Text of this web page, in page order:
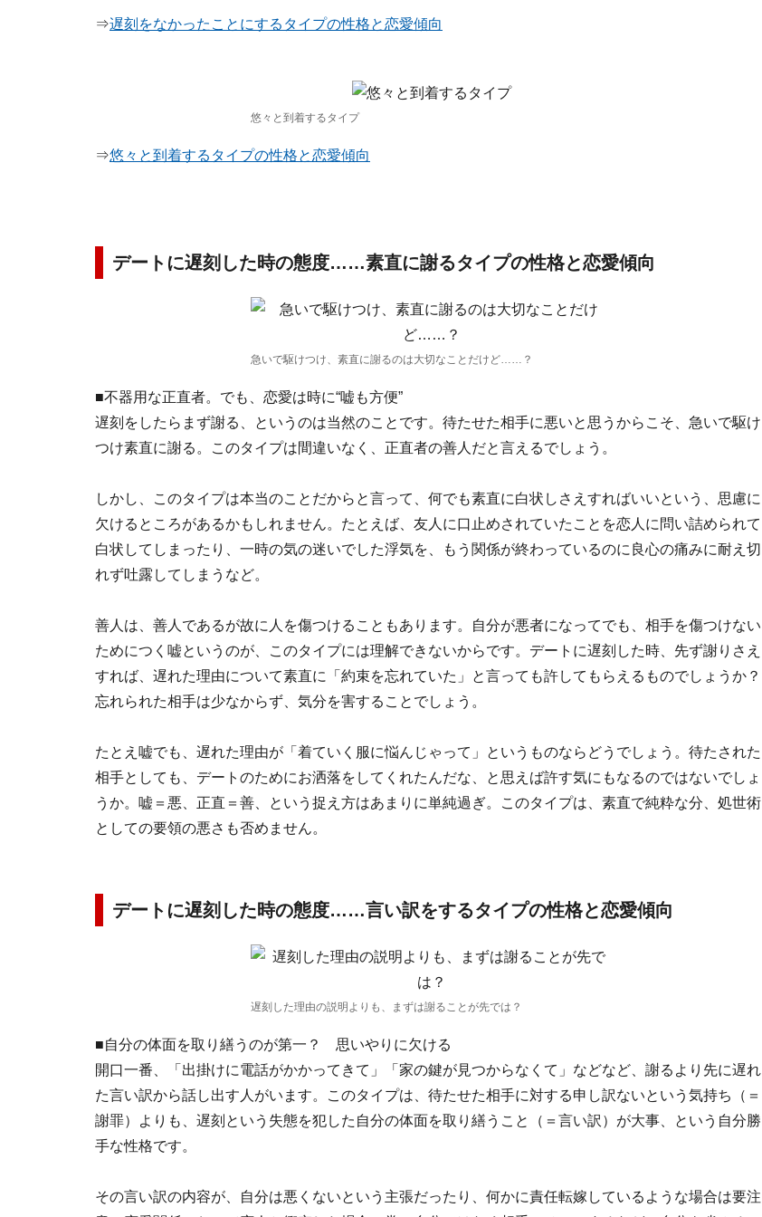
⇒遅刻をなかったことにするタイプの性格と恋愛傾向
悠々と到着するタイプ
⇒悠々と到着するタイプの性格と恋愛傾向
デートに遅刻した時の態度……素直に謝るタイプの性格と恋愛傾向
急いで駆けつけ、素直に謝るのは大切なことだけど……？
■不器用な正直者。でも、恋愛は時に“嘘も方便”
遅刻をしたらまず謝る、というのは当然のことです。待たせた相手に悪いと思うからこそ、急いで駆け
つけ素直に謝る。このタイプは間違いなく、正直者の善人だと言えるでしょう。
しかし、このタイプは本当のことだからと言って、何でも素直に白状しさえすればいいという、思慮に
欠けるところがあるかもしれません。たとえば、友人に口止めされていたことを恋人に問い詰められて
白状してしまったり、一時の気の迷いでした浮気を、もう関係が終わっているのに良心の痛みに耐え切
れず吐露してしまうなど。
善人は、善人であるが故に人を傷つけることもあります。自分が悪者になってでも、相手を傷つけない
ためにつく嘘というのが、このタイプには理解できないからです。デートに遅刻した時、先ず謝りさえ
すれば、遅れた理由について素直に「約束を忘れていた」と言っても許してもらえるものでしょうか？
忘れられた相手は少なからず、気分を害することでしょう。
たとえ嘘でも、遅れた理由が「着ていく服に悩んじゃって」というものならどうでしょう。待たされた
相手としても、デートのためにお洒落をしてくれたんだな、と思えば許す気にもなるのではないでしょ
うか。嘘＝悪、正直＝善、という捉え方はあまりに単純過ぎ。このタイプは、素直で純粋な分、処世術
としての要領の悪さも否めません。
デートに遅刻した時の態度……言い訳をするタイプの性格と恋愛傾向
遅刻した理由の説明よりも、まずは謝ることが先では？
■自分の体面を取り繕うのが第一？ 思いやりに欠ける
開口一番、「出掛けに電話がかかってきて」「家の鍵が見つからなくて」などなど、謝るより先に遅れ
た言い訳から話し出す人がいます。このタイプは、待たせた相手に対する申し訳ないという気持ち（＝
謝罪）よりも、遅刻という失態を犯した自分の体面を取り繕うこと（＝言い訳）が大事、という自分勝
手な性格です。
その言い訳の内容が、自分は悪くないという主張だったり、何かに責任転嫁しているような場合は要注